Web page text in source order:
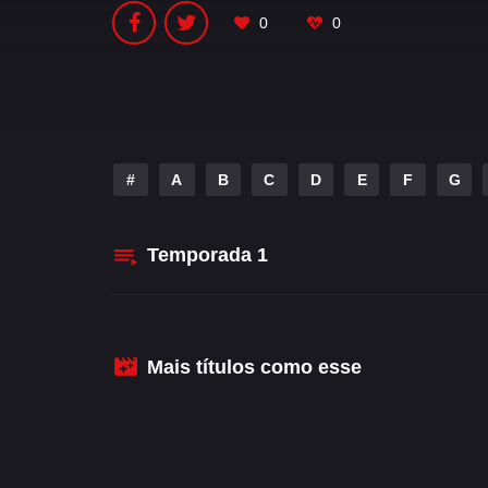
0 0
# A B C D E F G
Temporada 1
Mais títulos como esse